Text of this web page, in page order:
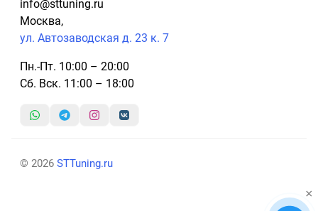
info@sttuning.ru
Москва,
ул. Автозаводская д. 23 к. 7
Пн.-Пт. 10:00 – 20:00
Сб. Вск. 11:00 – 18:00
© 2026 STTuning.ru
×